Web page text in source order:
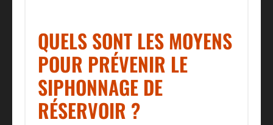
QUELS SONT LES MOYENS
POUR PRÉVENIR LE
SIPHONNAGE DE
RÉSERVOIR ?